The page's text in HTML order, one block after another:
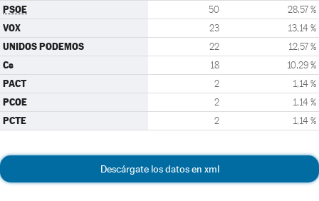
PSOE 50 28,57 %
VOX 23 13,14 %
UNIDOS PODEMOS 22 12,57 %
Cs 18 10,29 %
PACT 2 1,14 %
PCOE 2 1,14 %
PCTE 2 1,14 %
Descárgate los datos en xml